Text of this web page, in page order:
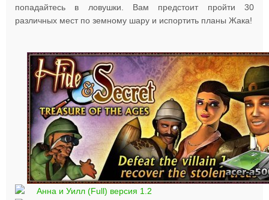
попадайтесь в ловушки. Вам предстоит пройти 30
различных мест по земному шару и испортить планы Жака!